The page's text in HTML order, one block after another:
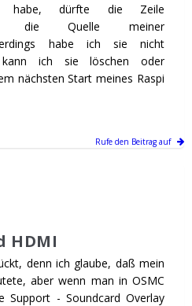
habe, dürfte die Zeile
die Quelle meiner
habe ich sie nicht
kann ich sie löschen oder
nächsten Start meines Raspi
Rufe den Beitrag auf
HDMI
denn ich glaube, daß mein
aber wenn man in OSMC
Support - Soundcard Overlay